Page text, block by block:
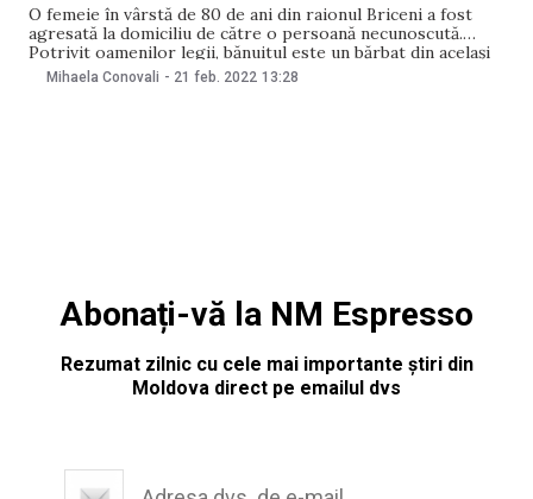
O femeie în vârstă de 80 de ani din raionul Briceni a fost
agresată la domiciliu de către o persoană necunoscută.
Potrivit oamenilor legii, bănuitul este un bărbat din același
sat cu femeia. Acesta a lovit-o cu pumnul, apoi a amenințat-
Mihaela Conovali - 21 feb. 2022 13:28
Abonați-vă la NM Espresso
Rezumat zilnic cu cele mai importante știri din
Moldova direct pe emailul dvs